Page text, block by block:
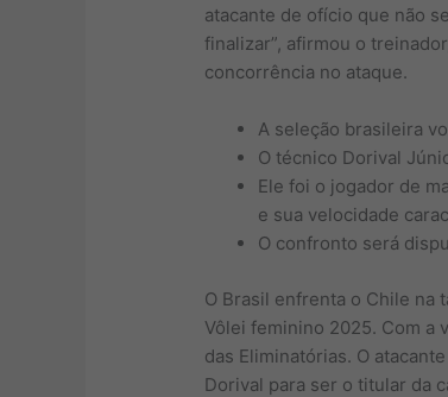
atacante de ofício que não
finalizar”, afirmou o
concorrência no ataque.
A seleção brasileira
O técnico Dorival
Ele foi o jogador de
e sua velocidade
O confronto será
O Brasil enfrenta o Chile na
Vôlei feminino 2025. Com a
das Eliminatórias. O
Dorival para ser o titular da